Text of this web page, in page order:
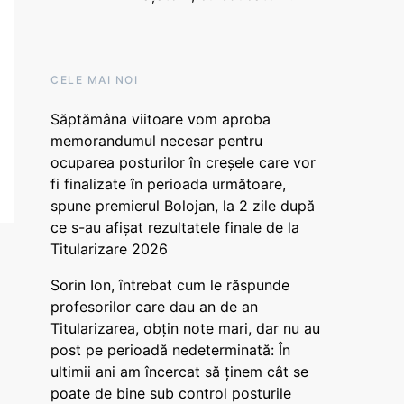
CELE MAI NOI
Săptămâna viitoare vom aproba
memorandumul necesar pentru
ocuparea posturilor în creșele care vor
fi finalizate în perioada următoare,
spune premierul Bolojan, la 2 zile după
ce s-au afișat rezultatele finale de la
Titularizare 2026
Sorin Ion, întrebat cum le răspunde
profesorilor care dau an de an
Titularizarea, obțin note mari, dar nu au
post pe perioadă nedeterminată: În
ultimii ani am încercat să ținem cât se
poate de bine sub control posturile